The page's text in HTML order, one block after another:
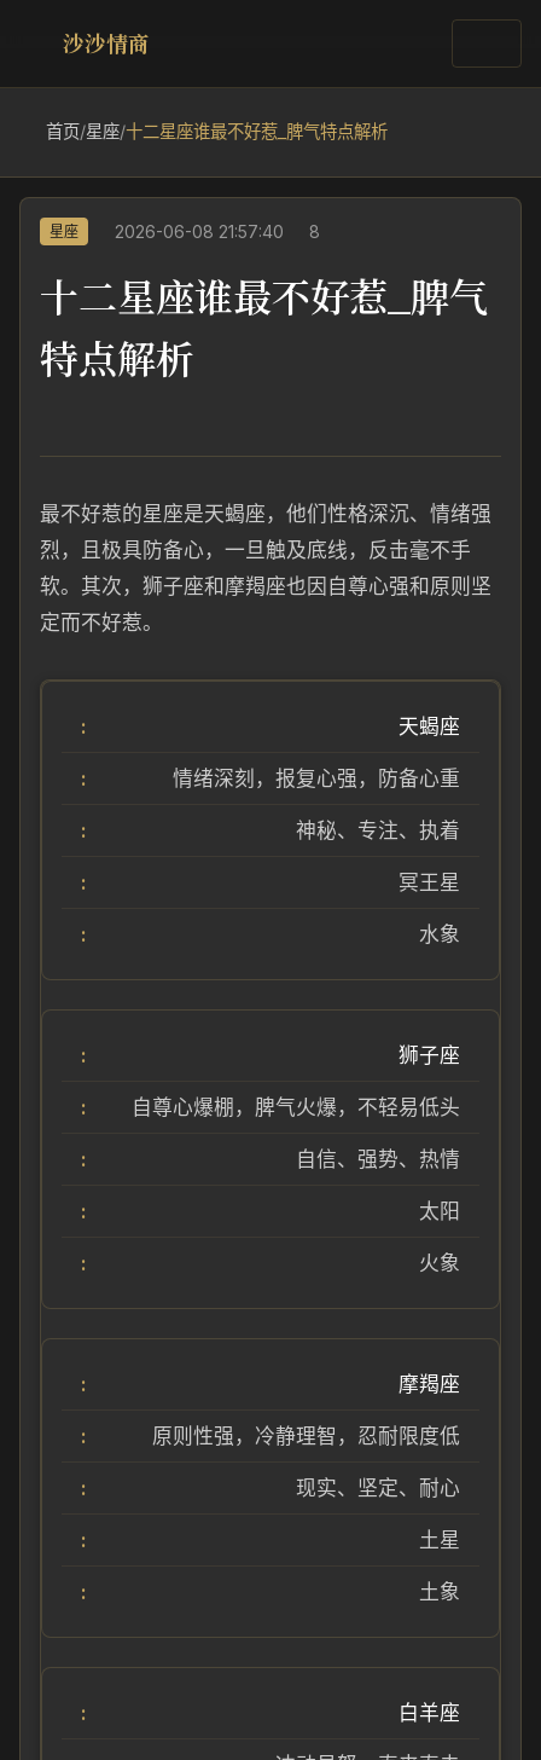
沙沙情商
首页/星座/十二星座谁最不好惹_脾气特点解析
星座 2026-06-08 21:57:40 8
十二星座谁最不好惹_脾气
特点解析
最不好惹的星座是天蝎座，他们性格深沉、情绪强
烈，且极具防备心，一旦触及底线，反击毫不手
软。其次，狮子座和摩羯座也因自尊心强和原则坚
定而不好惹。
天蝎座
情绪深刻，报复心强，防备心重
神秘、专注、执着
冥王星
水象
狮子座
自尊心爆棚，脾气火爆，不轻易低头
自信、强势、热情
太阳
火象
摩羯座
原则性强，冷静理智，忍耐限度低
现实、坚定、耐心
土星
土象
白羊座